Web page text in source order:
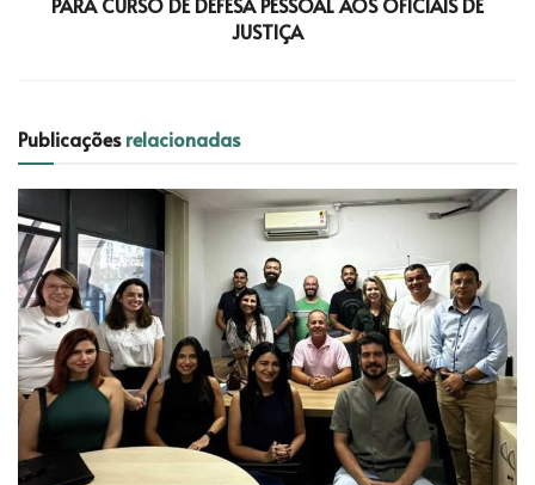
JUSTIÇA
Publicaçõesrelacionadas